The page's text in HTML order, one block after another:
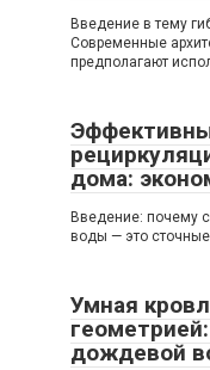
Введение в тему
Современные
предполагают
дома:
Введение: почему
воды — это
Умная
дождевой